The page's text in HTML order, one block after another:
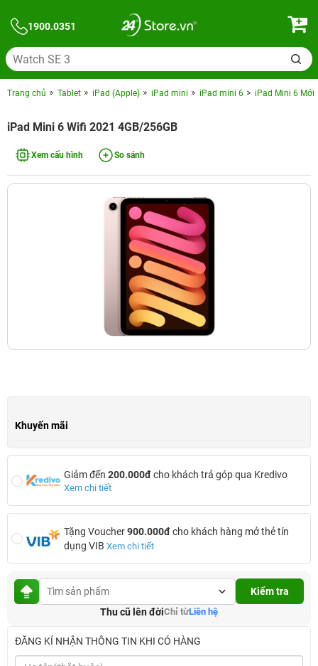
1900.0351
Trang chủ Tablet iPad (Apple) iPad mini iPad mini 6 iPad Mini 6 Mới
iPad Mini 6 Wifi 2021 4GB/256GB
Xem cấu hình So sánh
Khuyến mãi
Giảm đến 200.000đcho khách trả góp qua Kredivo
Xem chi tiết
Tặng Voucher900.000đcho khách hàng mở thẻ tín
dụng VIB Xem chi tiết
Kiểm tra
Thu cũ lên đờiChỉ từLiên hệ
ĐĂNG KÍ NHẬN THÔNG TIN KHI CÓ HÀNG